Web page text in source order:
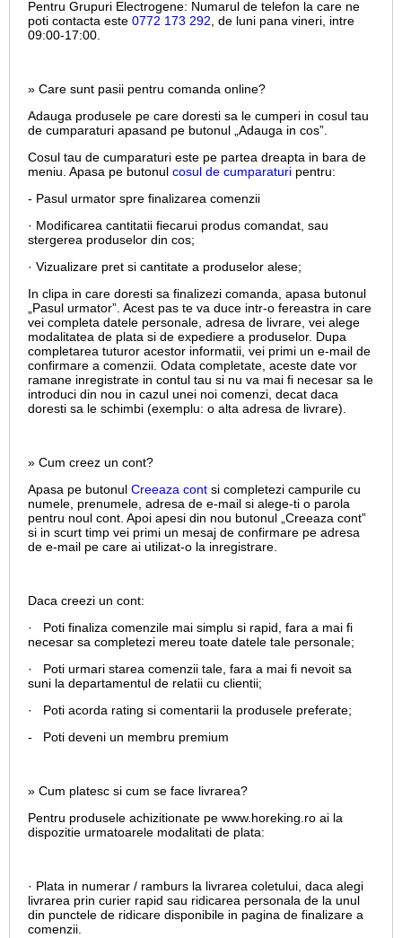
Pentru Grupuri Electrogene: Numarul de telefon la care ne
poti contacta este 0772 173 292, de luni pana vineri, intre
09:00-17:00.
» Care sunt pasii pentru comanda online?
Adauga produsele pe care doresti sa le cumperi in cosul tau
de cumparaturi apasand pe butonul „Adauga in cos”.
Cosul tau de cumparaturi este pe partea dreapta in bara de
meniu. Apasa pe butonul cosul de cumparaturi pentru:
- Pasul urmator spre finalizarea comenzii
· Modificarea cantitatii fiecarui produs comandat, sau
stergerea produselor din cos;
· Vizualizare pret si cantitate a produselor alese;
In clipa in care doresti sa finalizezi comanda, apasa butonul
„Pasul urmator”. Acest pas te va duce intr-o fereastra in care
vei completa datele personale, adresa de livrare, vei alege
modalitatea de plata si de expediere a produselor. Dupa
completarea tuturor acestor informatii, vei primi un e-mail de
confirmare a comenzii. Odata completate, aceste date vor
ramane inregistrate in contul tau si nu va mai fi necesar sa le
introduci din nou in cazul unei noi comenzi, decat daca
doresti sa le schimbi (exemplu: o alta adresa de livrare).
» Cum creez un cont?
Apasa pe butonul Creeaza cont si completezi campurile cu
numele, prenumele, adresa de e-mail si alege-ti o parola
pentru noul cont. Apoi apesi din nou butonul „Creeaza cont”
si in scurt timp vei primi un mesaj de confirmare pe adresa
de e-mail pe care ai utilizat-o la inregistrare.
Daca creezi un cont:
· Poti finaliza comenzile mai simplu si rapid, fara a mai fi
necesar sa completezi mereu toate datele tale personale;
· Poti urmari starea comenzii tale, fara a mai fi nevoit sa
suni la departamentul de relatii cu clientii;
· Poti acorda rating si comentarii la produsele preferate;
- Poti deveni un membru premium
» Cum platesc si cum se face livrarea?
Pentru produsele achizitionate pe www.horeking.ro ai la
dispozitie urmatoarele modalitati de plata:
· Plata in numerar / ramburs la livrarea coletului, daca alegi
livrarea prin curier rapid sau ridicarea personala de la unul
din punctele de ridicare disponibile in pagina de finalizare a
comenzii.